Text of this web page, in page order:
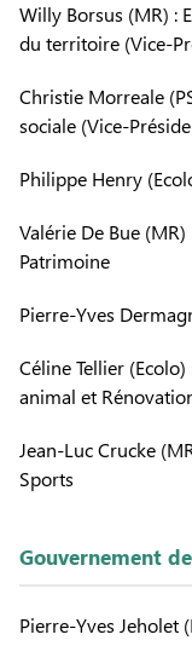
Willy Borsus (MR) :
du territoire (Vice-
Christie Morreale
sociale (Vice-
Philippe Henry
Valérie De Bue
Patrimoine
Pierre-Yves
Céline Tellier
animal et
Jean-Luc Crucke
Sports
Gouvernement
Pierre-Yves Jeholet